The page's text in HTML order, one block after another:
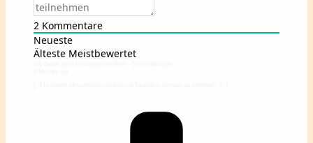
2 Kommentare
Neueste
Älteste Meistbewertet